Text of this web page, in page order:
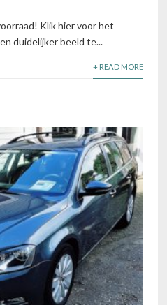
Klik hier voor het
duidelijker beeld te...
+ READ MORE